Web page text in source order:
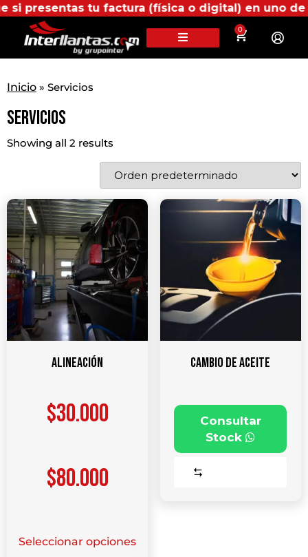
tu factura (física o digital) en uno de
0
Inicio » Servicios
Servicios
Showing all 2 results
Alineación
$30.000
$80.000
Seleccionar opciones
Cambio de aceite
Consultar
Stock